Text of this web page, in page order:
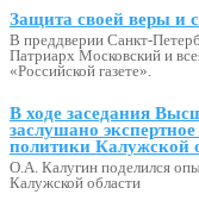
Защита своей веры и
В преддверии Санкт-
Патриарх Московский и
«Российской газете».
В ходе заседания
заслушано
политики Калужской
О.А. Калугин поделился
Калужской области